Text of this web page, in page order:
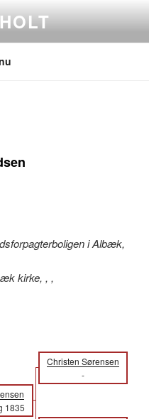
i Albæk,
kirke, , ,
Christen Sørensen
-
1835